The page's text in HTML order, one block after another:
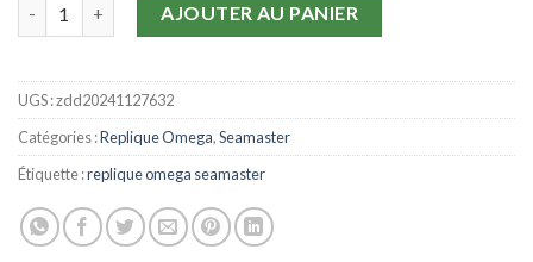
AJOUTER AU PANIER
UGS :zdd20241127632
Catégories :Replique Omega,Seamaster
Étiquette :replique omega seamaster